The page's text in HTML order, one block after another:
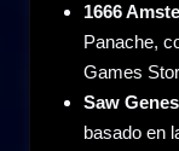
1666
Panache,
Games
Saw
basado en